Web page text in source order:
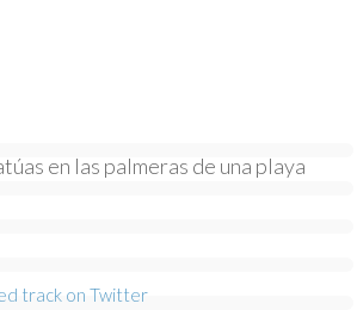
en las palmeras de una playa